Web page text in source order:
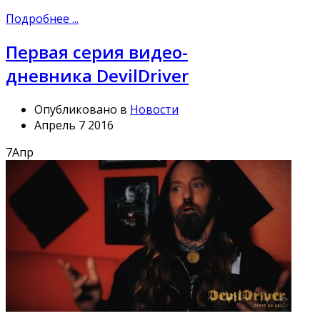
Подробнее ...
Первая серия видео-
дневника DevilDriver
Опубликовано в Новости
Апрель 7 2016
7Апр